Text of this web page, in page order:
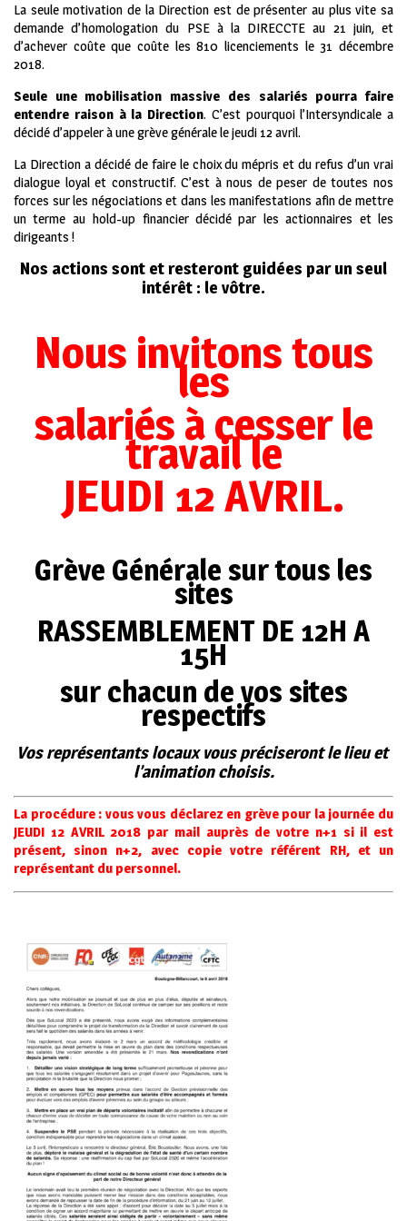
La seule motivation de la Direction est de présenter au plus vite sa
demande d’homologation du PSE à la DIRECCTE au 21 juin, et
d’achever coûte que coûte les 810 licenciements le 31 décembre
2018.
Seule une mobilisation massive des salariés pourra faire
entendre raison à la Direction. C’est pourquoi l’Intersyndicale a
décidé d’appeler à une grève générale le jeudi 12 avril.
La Direction a décidé de faire le choix du mépris et du refus d’un vrai
dialogue loyal et constructif. C’est à nous de peser de toutes nos
forces sur les négociations et dans les manifestations afin de mettre
un terme au hold-up financier décidé par les actionnaires et les
dirigeants !
Nos actions sont etresteront guidées par un seul
intérêt : le vôtre.
Nous invitons tous
les
salariés à cesser le
travail le
JEUDI 12 AVRIL.
Grève Générale sur tous les
sites
RASSEMBLEMENT DE 12H A
15H
sur chacun de vos sites
respectifs
Vos représentants locaux vous préciseront le lieu et
l’animation choisis.
La procédure : vous vous déclarez en grève pour la journée du
JEUDI 12 AVRIL 2018 par mail auprès de votre n+1 si il est
présent, sinon n+2, avec copie votre référent RH, et un
représentant du personnel.